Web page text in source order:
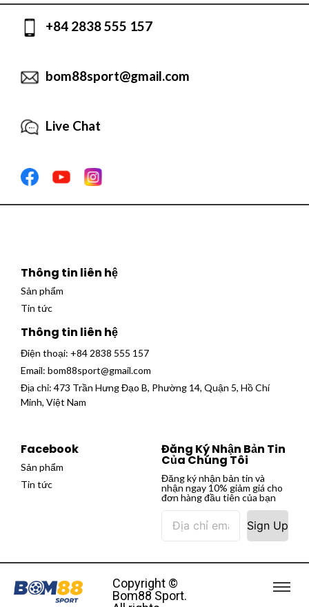
+84 2838 555 157
bom88sport@gmail.com
Live Chat
Thông tin liên hệ
Sản phẩm
Tin tức
Thông tin liên hệ
Điện thoại: +84 2838 555 157
Email: bom88sport@gmail.com
Địa chỉ: 473 Trần Hưng Đạo B, Phường 14, Quận 5, Hồ Chí
Minh, Việt Nam
Facebook
Sản phẩm
Tin tức
Đăng Ký Nhận Bản Tin
Của Chúng Tôi
Đăng ký nhận bản tin và
nhận ngay 10% giảm giá cho
đơn hàng đầu tiên của bạn
Sign Up
Copyright ©
Bom88 Sport.